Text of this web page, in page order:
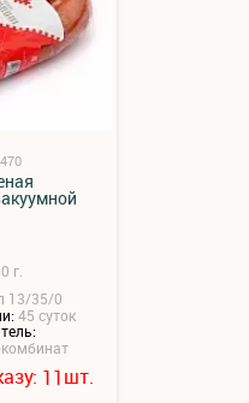
г.
13/35/0
45 суток
11шт.